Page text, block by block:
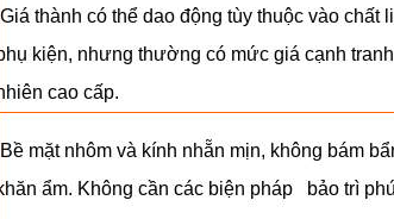
Giá thành có thể dao động tùy thuộc vào chất
kiện, nhưng thường có mức giá cạnh
cao cấp.
Bề mặt nhôm và kính nhẵn mịn, không bám
ẩm. Không cần các biện pháp bảo trì